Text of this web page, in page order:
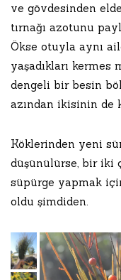
ve gövdesinden
tırnağı azotunu
Ökse otuyla aynı
yaşadıkları
dengeli bir besin
azından ikisinin de
Köklerinden yeni
düşünülürse, bir iki
süpürge yapmak
oldu şimdiden.